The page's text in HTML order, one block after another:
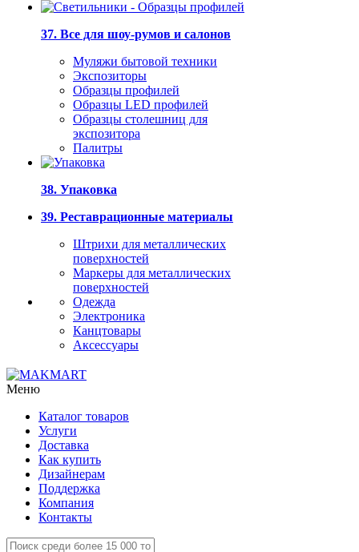
37. Все для шоу-румов и салонов
Муляжи бытовой техники
Экспозиторы
Образцы профилей
Образцы LED профилей
Образцы столешниц для
экспозитора
Палитры
38. Упаковка
39. Реставрационные материалы
Штрихи для металлических
поверхностей
Маркеры для металлических
поверхностей
Одежда
Электроника
Канцтовары
Аксессуары
Меню
Каталог товаров
Услуги
Доставка
Как купить
Дизайнерам
Поддержка
Компания
Контакты